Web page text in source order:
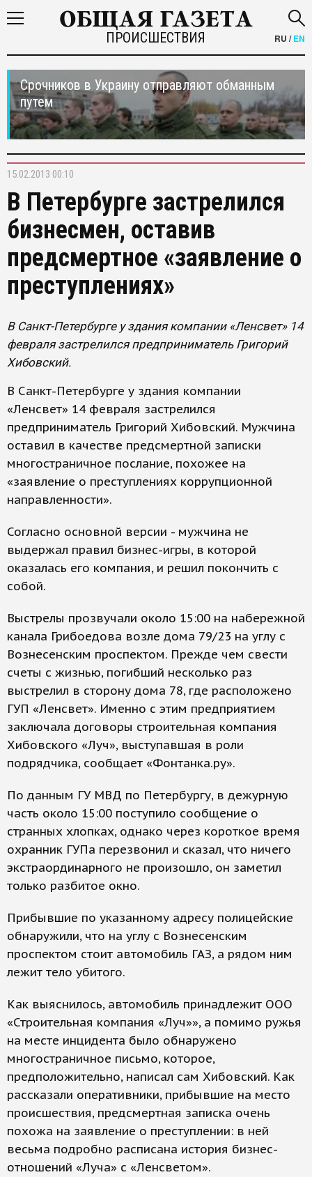
ПРОИСШЕСТВИЯ RU /EN
Срочников в Украину отправляют обманным
путем
15.02.2013 00:10
В Петербурге застрелился
бизнесмен, оставив
предсмертное «заявление о
преступлениях»
В Санкт-Петербурге у здания компании «Ленсвет» 14
февраля застрелился предприниматель Григорий
Хибовский.
В Санкт-Петербурге у здания компании
«Ленсвет» 14 февраля застрелился
предприниматель Григорий Хибовский. Мужчина
оставил в качестве предсмертной записки
многостраничное послание, похожее на
«заявление о преступлениях коррупционной
направленности».
Согласно основной версии - мужчина не
выдержал правил бизнес-игры, в которой
оказалась его компания, и решил покончить с
собой.
Выстрелы прозвучали около 15:00 на набережной
канала Грибоедова возле дома 79/23 на углу с
Вознесенским проспектом. Прежде чем свести
счеты с жизнью, погибший несколько раз
выстрелил в сторону дома 78, где расположено
ГУП «Ленсвет». Именно с этим предприятием
заключала договоры строительная компания
Хибовского «Луч», выступавшая в роли
подрядчика, сообщает «Фонтанка.ру».
По данным ГУ МВД по Петербургу, в дежурную
часть около 15:00 поступило сообщение о
странных хлопках, однако через короткое время
охранник ГУПа перезвонил и сказал, что ничего
экстраординарного не произошло, он заметил
только разбитое окно.
Прибывшие по указанному адресу полицейские
обнаружили, что на углу с Вознесенским
проспектом стоит автомобиль ГАЗ, а рядом ним
лежит тело убитого.
Как выяснилось, автомобиль принадлежит ООО
«Строительная компания «Луч»», а помимо ружья
на месте инцидента было обнаружено
многостраничное письмо, которое,
предположительно, написал сам Хибовский. Как
рассказали оперативники, прибывшие на место
происшествия, предсмертная записка очень
похожа на заявление о преступлении: в ней
весьма подробно расписана история бизнес-
отношений «Луча» с «Ленсветом».